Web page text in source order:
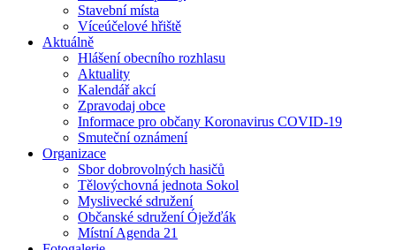
Stavební místa
Víceúčelové hřiště
Aktuálně
Hlášení obecního rozhlasu
Aktuality
Kalendář akcí
Zpravodaj obce
Informace pro občany Koronavirus COVID-19
Smuteční oznámení
Organizace
Sbor dobrovolných hasičů
Tělovýchovná jednota Sokol
Myslivecké sdružení
Občanské sdružení Óježďák
Místní Agenda 21